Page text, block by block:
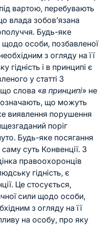
вартою, перебувають
влада зобов’язана
. Будь-яке
щодо особи, позбавленої
з огляду на її
гідність і в принципі є
у статті 3
слова «в принципі» не
що можуть
виявлення порушення
поріг
Будь-яке посягання
суть Конвенції. З
правоохоронців
гідність, є
Це стосується,
сили щодо особи,
з огляду на її
на особу, про яку